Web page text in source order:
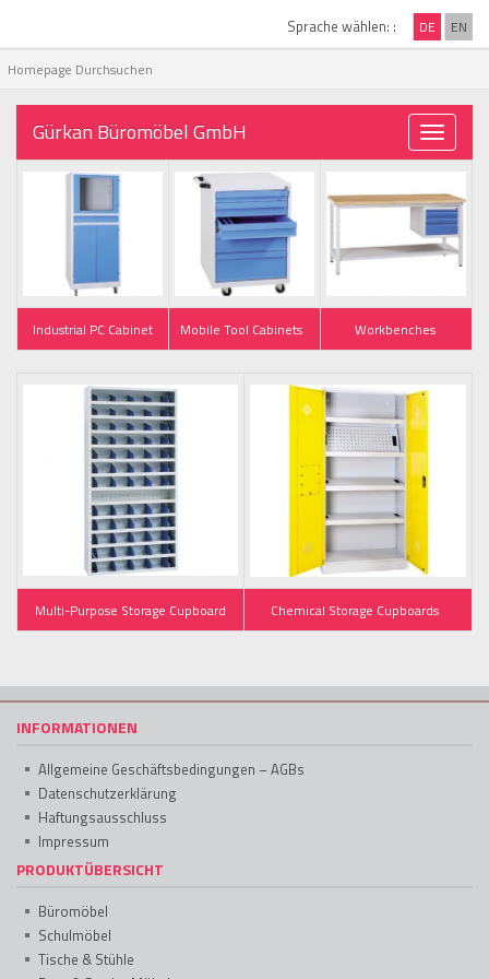
Sprache wählen: : DE EN
Toggle
Gürkan Büromöbel GmbH
Industrial PC Cabinet Mobile Tool Cabinets Workbenches
Multi-Purpose Storage Cupboard Chemical Storage Cupboards
INFORMATIONEN
Allgemeine Geschäftsbedingungen – AGBs
Datenschutzerklärung
Haftungsausschluss
Impressum
PRODUKTÜBERSICHT
Büromöbel
Schulmöbel
Tische & Stühle